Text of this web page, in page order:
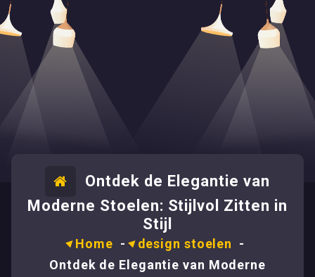
Ontdek de Elegantie van
Moderne Stoelen: Stijlvol Zitten in
Stijl
Home - design stoelen
-
Ontdek de Elegantie van Moderne